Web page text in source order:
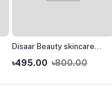
Disaar Beauty skincare
Argan Oil facial cream
৳495.00 ৳800.00